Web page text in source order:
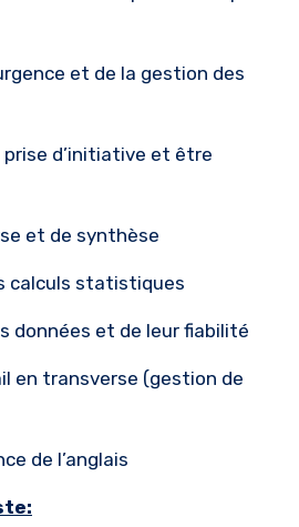
et de la gestion des
prise d’initiative et être
et de synthèse
calculs statistiques
données et de leur fiabilité
en transverse (gestion de
de l’anglais